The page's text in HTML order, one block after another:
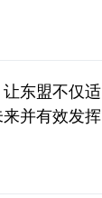
东盟不仅适
并有效发挥